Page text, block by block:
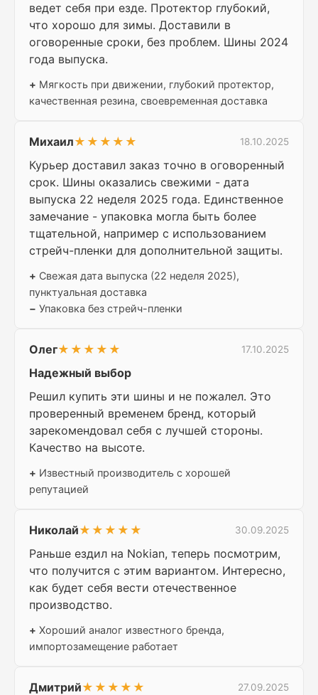
ведет себя при езде. Протектор глубокий,
что хорошо для зимы. Доставили в
оговоренные сроки, без проблем. Шины 2024
года выпуска.
+ Мягкость при движении, глубокий протектор,
качественная резина, своевременная доставка
Михаил★★★★★ 18.10.2025
Курьер доставил заказ точно в оговоренный
срок. Шины оказались свежими - дата
выпуска 22 неделя 2025 года. Единственное
замечание - упаковка могла быть более
тщательной, например с использованием
стрейч-пленки для дополнительной защиты.
+ Свежая дата выпуска (22 неделя 2025),
пунктуальная доставка
− Упаковка без стрейч-пленки
Олег★★★★★ 17.10.2025
Надежный выбор
Решил купить эти шины и не пожалел. Это
проверенный временем бренд, который
зарекомендовал себя с лучшей стороны.
Качество на высоте.
+ Известный производитель с хорошей
репутацией
Николай★★★★★ 30.09.2025
Раньше ездил на Nokian, теперь посмотрим,
что получится с этим вариантом. Интересно,
как будет себя вести отечественное
производство.
+ Хороший аналог известного бренда,
импортозамещение работает
Дмитрий★★★★★ 27.09.2025